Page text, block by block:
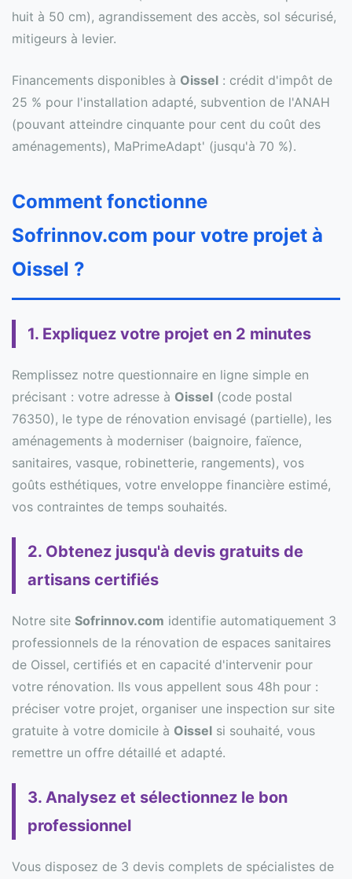
huit à 50 cm), agrandissement des accès, sol sécurisé,
mitigeurs à levier.
Financements disponibles à Oissel : crédit d'impôt de
25 % pour l'installation adapté, subvention de l'ANAH
(pouvant atteindre cinquante pour cent du coût des
aménagements), MaPrimeAdapt' (jusqu'à 70 %).
Comment fonctionne
Sofrinnov.com pour votre projet à
Oissel ?
1. Expliquez votre projet en 2 minutes
Remplissez notre questionnaire en ligne simple en
précisant : votre adresse à Oissel (code postal
76350), le type de rénovation envisagé (partielle), les
aménagements à moderniser (baignoire, faïence,
sanitaires, vasque, robinetterie, rangements), vos
goûts esthétiques, votre enveloppe financière estimé,
vos contraintes de temps souhaités.
2. Obtenez jusqu'à devis gratuits de
artisans certifiés
Notre site Sofrinnov.com identifie automatiquement 3
professionnels de la rénovation de espaces sanitaires
de Oissel, certifiés et en capacité d'intervenir pour
votre rénovation. Ils vous appellent sous 48h pour :
préciser votre projet, organiser une inspection sur site
gratuite à votre domicile à Oissel si souhaité, vous
remettre un offre détaillé et adapté.
3. Analysez et sélectionnez le bon
professionnel
Vous disposez de 3 devis complets de spécialistes de